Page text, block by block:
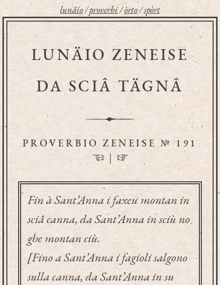
lunäio/proverbi/òrto/spòrt
LUNÄIO ZENEISE
DA SCIÂ TÄGNÂ
PROVERBIO ZENEISE № 191
☜ | ☞
Fin à Sant’Anna i faxeu montan in
sciâ canna, da Sant’Anna in sciù no
ghe montan ciù.
[Fino a Sant’Anna i fagioli salgono
sulla canna, da Sant’Anna in su